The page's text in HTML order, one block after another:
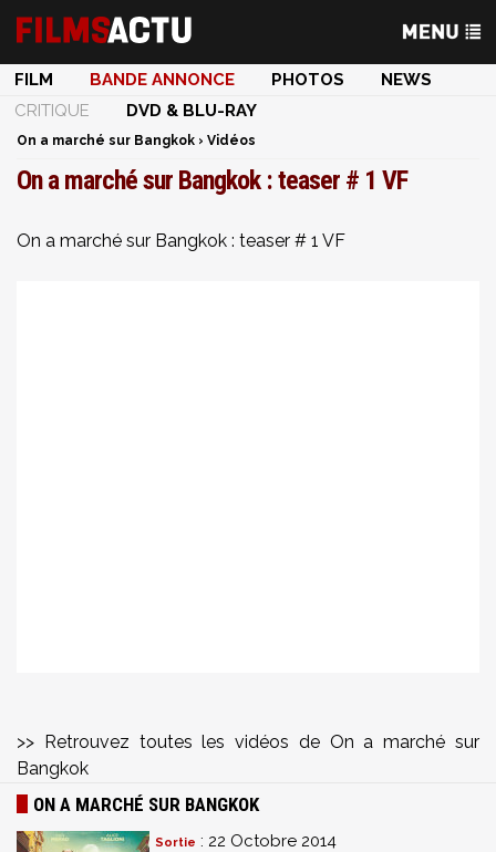
FILM BANDE ANNONCE PHOTOS
NEWS
CRITIQUE
DVD & BLU-RAY
On a marché sur Bangkok › Vidéos
On a marché sur Bangkok : teaser # 1 VF
On a marché sur Bangkok : teaser # 1 VF
>> Retrouvez toutes les vidéos de On a marché sur
Bangkok
ON A MARCHÉ SUR BANGKOK
Sortie : 22 Octobre 2014